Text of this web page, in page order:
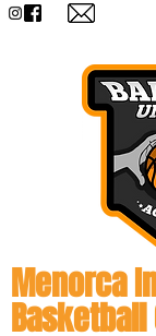
Menorca
Basketball